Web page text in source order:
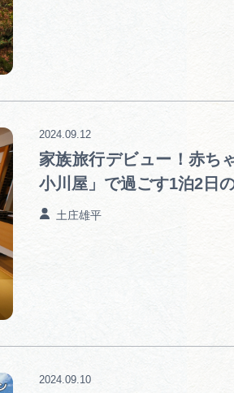
家族旅行デビュー！赤ち
小川屋」で過ごす1泊2日
2024.09.12
土庄雄平
2024.09.10